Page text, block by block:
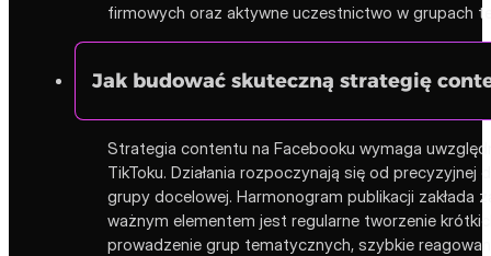
firmowych oraz aktywne uczestnictwo w grupach
Jak budować skuteczną strategię
Strategia contentu na Facebooku wymaga
TikToku. Działania rozpoczynają się od
grupy docelowej. Harmonogram publikacji
ważnym elementem jest regularne tworzenie
prowadzenie grup tematycznych, szybkie